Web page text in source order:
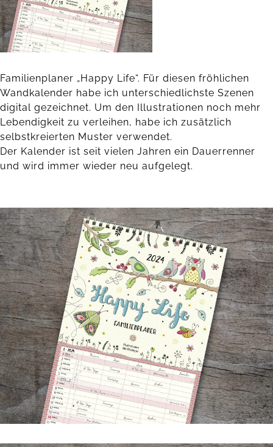
Familienplaner „Happy Life“. Für diesen fröhlichen
Wandkalender habe ich unterschiedlichste Szenen
digital gezeichnet. Um den Illustrationen noch mehr
Lebendigkeit zu verleihen, habe ich zusätzlich
selbstkreierten Muster verwendet.
Der Kalender ist seit vielen Jahren ein Dauerrenner
und wird immer wieder neu aufgelegt.